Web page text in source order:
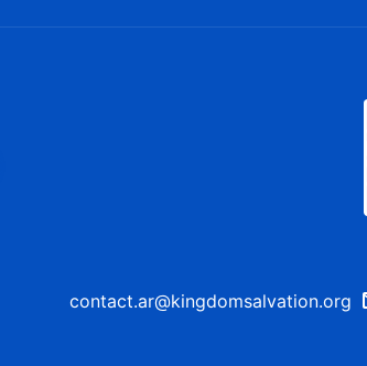
contact.ar@kingdomsalvation.org